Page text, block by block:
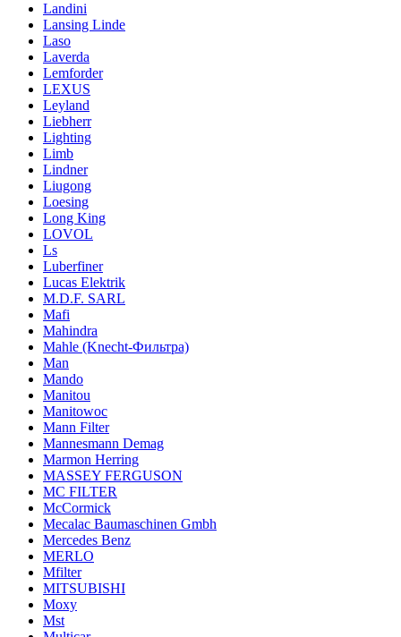
Landini
Lansing Linde
Laso
Laverda
Lemforder
LEXUS
Leyland
Liebherr
Lighting
Limb
Lindner
Liugong
Loesing
Long King
LOVOL
Ls
Luberfiner
Lucas Elektrik
M.D.F. SARL
Mafi
Mahindra
Mahle (Knecht-Фильтра)
Man
Mando
Manitou
Manitowoc
Mann Filter
Mannesmann Demag
Marmon Herring
MASSEY FERGUSON
MC FILTER
McCormick
Mecalac Baumaschinen Gmbh
Mercedes Benz
MERLO
Mfilter
MITSUBISHI
Moxy
Mst